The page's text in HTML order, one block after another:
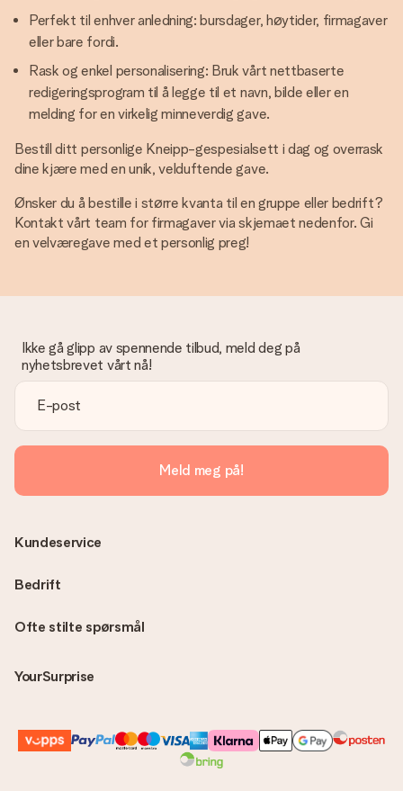
Perfekt til enhver anledning: bursdager, høytider, firmagaver
eller bare fordi.
Rask og enkel personalisering: Bruk vårt nettbaserte
redigeringsprogram til å legge til et navn, bilde eller en
melding for en virkelig minneverdig gave.
Bestill ditt personlige Kneipp-gespesialsett i dag og overrask
dine kjære med en unik, velduftende gave.
Ønsker du å bestille i større kvanta til en gruppe eller bedrift?
Kontakt vårt team for firmagaver via skjemaet nedenfor. Gi
en velværegave med et personlig preg!
Ikke gå glipp av spennende tilbud, meld deg på
nyhetsbrevet vårt nå!
Meld meg på!
Ofte stilte spørsmål
YourSurprise
Kundeservice
Bedrift